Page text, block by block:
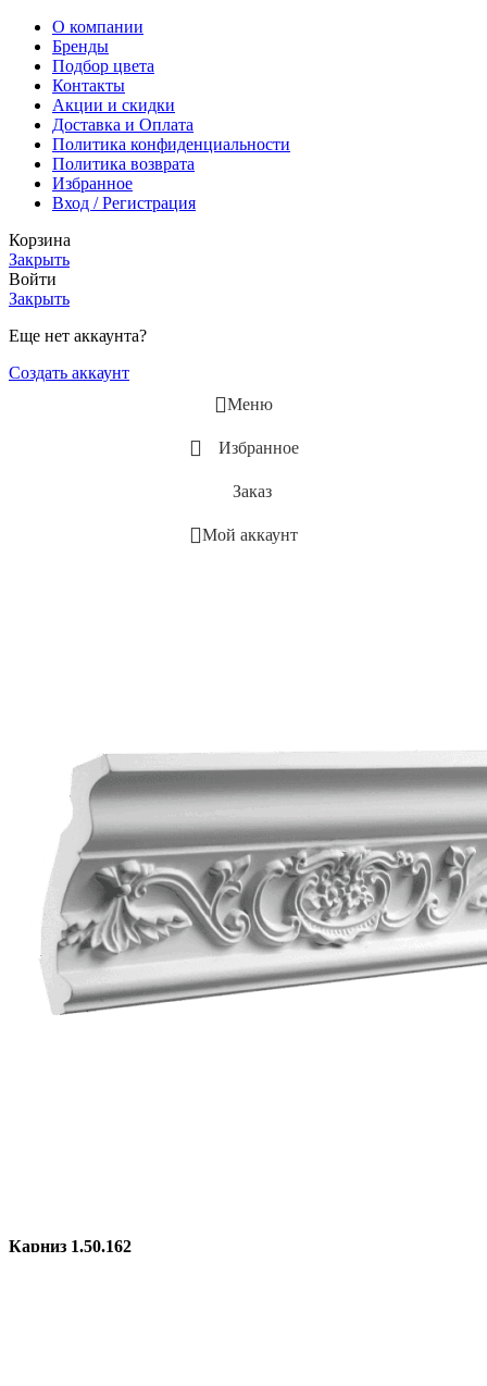
О компании
Бренды
Подбор цвета
Контакты
Акции и скидки
Доставка и Оплата
Политика конфиденциальности
Политика возврата
Избранное
Вход / Регистрация
Корзина
Закрыть
Войти
Закрыть
Еще нет аккаунта?
Создать аккаунт
Меню
Избранное
Заказ
Мой аккаунт
Карниз 1.50.162